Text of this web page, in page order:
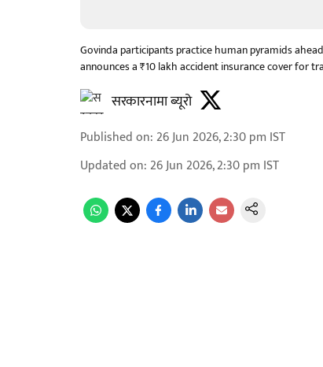
Govinda participants practice human pyramids
announces a ₹10 lakh accident insurance cover for
सरकारनामा ब्यूरो
Published on: 26 Jun 2026, 2:30 pm IST
Updated on: 26 Jun 2026, 2:30 pm IST